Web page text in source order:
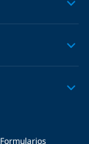
Formularios